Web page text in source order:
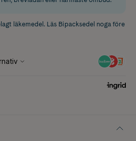
läkemedel. Läs Bipacksedel noga före